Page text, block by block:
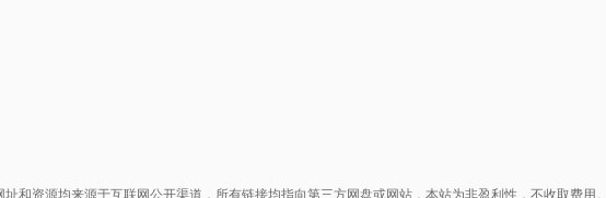
和资源均来源于互联网公开渠道，所有链接均指向第三方网盘或网站，本站为非盈利性，不收取费用。